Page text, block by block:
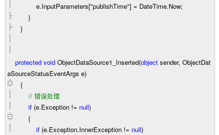
e.InputParameters["publishTime"] = DateTime.Now;
}
}
protected void ObjectDataSource1_Inserted(object sender, ObjectDat
aSourceStatusEventArgs e)
{
// 错误处理
if (e.Exception != null)
{
if (e.Exception.InnerException != null)